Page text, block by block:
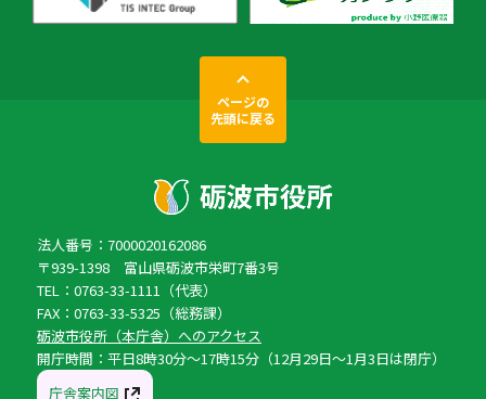
ページの
先頭に戻る
法人番号：7000020162086
〒939-1398 富山県砺波市栄町7番3号
TEL：0763-33-1111（代表）
FAX：0763-33-5325（総務課）
砺波市役所（本庁舎）へのアクセス
開庁時間：平日8時30分〜17時15分（12月29日〜1月3日は閉庁）
庁舎案内図